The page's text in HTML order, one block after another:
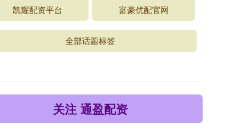
凯耀配资平台 富豪优配官网
全部话题标签
关注 通盈配资